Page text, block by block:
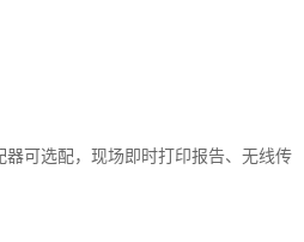
可选配，现场即时打印报告、无线传